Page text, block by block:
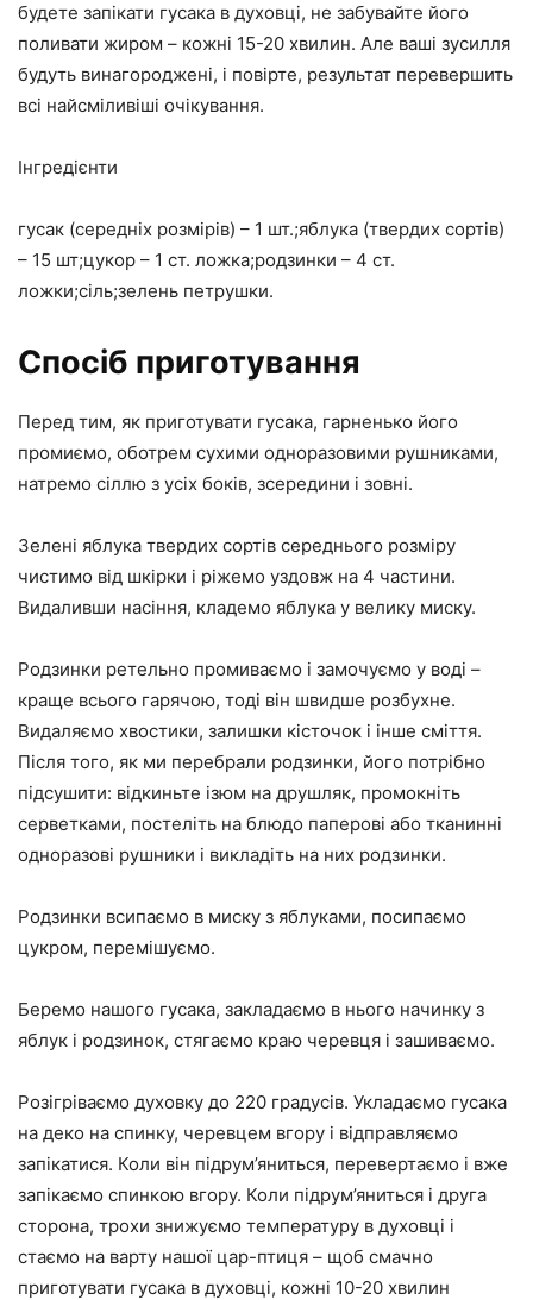
будете запікати гусака в духовці, не забувайте його
поливати жиром – кожні 15-20 хвилин. Але ваші зусилля
будуть винагороджені, і повірте, результат перевершить
всі найсміливіші очікування.
Інгредієнти
гусак (середніх розмірів) – 1 шт.;яблука (твердих сортів)
– 15 шт;цукор – 1 ст. ложка;родзинки – 4 ст.
ложки;сіль;зелень петрушки.
Спосіб приготування
Перед тим, як приготувати гусака, гарненько його
промиємо, оботрем сухими одноразовими рушниками,
натремо сіллю з усіх боків, зсередини і зовні.
Зелені яблука твердих сортів середнього розміру
чистимо від шкірки і ріжемо уздовж на 4 частини.
Видаливши насіння, кладемо яблука у велику миску.
Родзинки ретельно промиваємо і замочуємо у воді –
краще всього гарячою, тоді він швидше розбухне.
Видаляємо хвостики, залишки кісточок і інше сміття.
Після того, як ми перебрали родзинки, його потрібно
підсушити: відкиньте ізюм на друшляк, промокніть
серветками, постеліть на блюдо паперові або тканинні
одноразові рушники і викладіть на них родзинки.
Родзинки всипаємо в миску з яблуками, посипаємо
цукром, перемішуємо.
Беремо нашого гусака, закладаємо в нього начинку з
яблук і родзинок, стягаємо краю черевця і зашиваємо.
Розігріваємо духовку до 220 градусів. Укладаємо гусака
на деко на спинку, черевцем вгору і відправляємо
запікатися. Коли він підрум’яниться, перевертаємо і вже
запікаємо спинкою вгору. Коли підрум’яниться і друга
сторона, трохи знижуємо температуру в духовці і
стаємо на варту нашої цар-птиця – щоб смачно
приготувати гусака в духовці, кожні 10-20 хвилин